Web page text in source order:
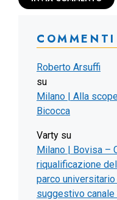
Roberto Arsuffi
su
Milano | Alla
Bicocca
Varty su
Milano | Bovisa –
riqualificazione
parco
suggestivo canale